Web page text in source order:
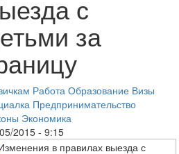
с
за
Работа Образование Визы
Предпринимательство
Экономика
2015 - 9:15